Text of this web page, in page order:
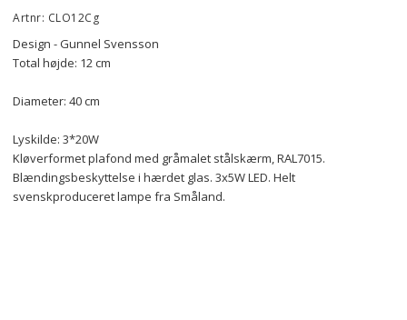
Artnr: CLO12Cg
Design - Gunnel Svensson
Total højde: 12 cm
Diameter: 40 cm
Lyskilde: 3*20W
Kløverformet plafond med gråmalet stålskærm, RAL7015.
Blændingsbeskyttelse i hærdet glas. 3x5W LED. Helt
svenskproduceret lampe fra Småland.